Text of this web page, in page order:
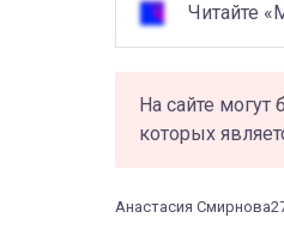
Читайте
На сайте
которых
Анастасия Смирнова